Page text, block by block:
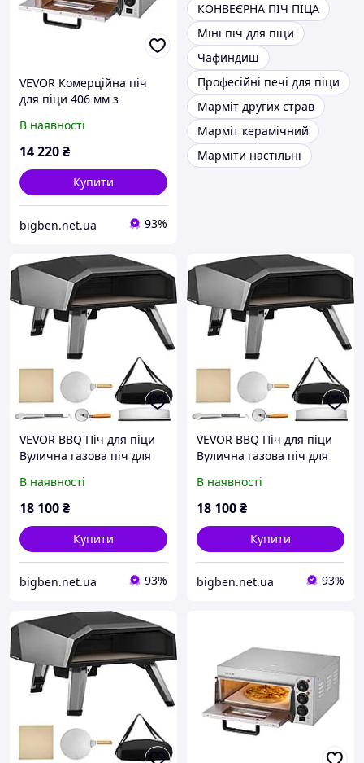
VEVOR Комерційна піч
для піци 406 мм з
електрична 3 ручки
522181
В наявності
14 220₴
Купити
bigben.net.ua 93%
КОНВЕЄРНА ПІЧ ПІЦА
Міні піч для піци
Чафиндиш
Професійні печі для піци
Марміт других страв
Марміт керамічний
Марміти настільні
VEVOR BBQ Піч для піци
Вулична газова піч для
Дров'яна піч Кам'яна піч
Піч для піци PP 32012
В наявності
18 100₴
Купити
bigben.net.ua 93%
VEVOR BBQ Піч для піци
Вулична газова піч для
Дров'яна піч Кам'яна піч
Піч для піци PP 32984
В наявності
18 100₴
Купити
bigben.net.ua 93%